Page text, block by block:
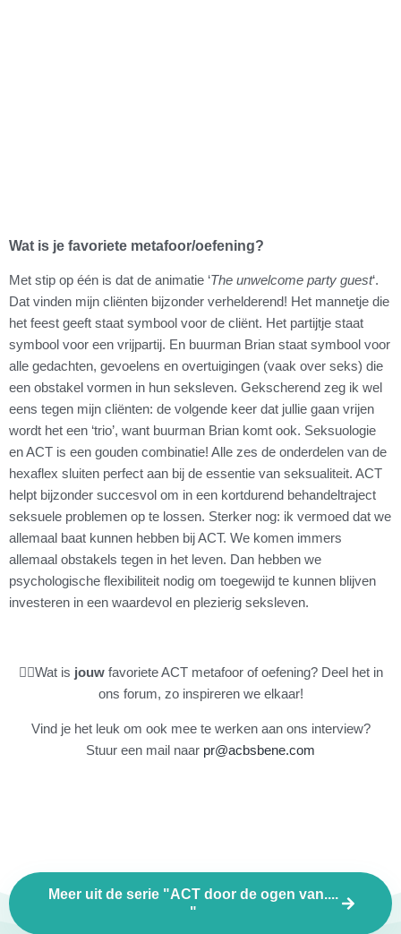
Wat is je favoriete metafoor/oefening?
Met stip op één is dat de animatie ‘The unwelcome party guest‘.
Dat vinden mijn cliënten bijzonder verhelderend! Het mannetje die
het feest geeft staat symbool voor de cliënt. Het partijtje staat
symbool voor een vrijpartij. En buurman Brian staat symbool voor
alle gedachten, gevoelens en overtuigingen (vaak over seks) die
een obstakel vormen in hun seksleven. Gekscherend zeg ik wel
eens tegen mijn cliënten: de volgende keer dat jullie gaan vrijen
wordt het een ‘trio’, want buurman Brian komt ook. Seksuologie
en ACT is een gouden combinatie! Alle zes de onderdelen van de
hexaflex sluiten perfect aan bij de essentie van seksualiteit. ACT
helpt bijzonder succesvol om in een kortdurend behandeltraject
seksuele problemen op te lossen. Sterker nog: ik vermoed dat we
allemaal baat kunnen hebben bij ACT. We komen immers
allemaal obstakels tegen in het leven. Dan hebben we
psychologische flexibiliteit nodig om toegewijd te kunnen blijven
investeren in een waardevol en plezierig seksleven.
👉🏻Wat is jouwfavoriete ACT metafoor of oefening? Deel het in
ons forum, zo inspireren we elkaar!
Vind je het leuk om ook mee te werken aan ons interview?
Stuur een mail naar pr@acbsbene.com
Meer uit de serie "ACT door de ogen van....
"